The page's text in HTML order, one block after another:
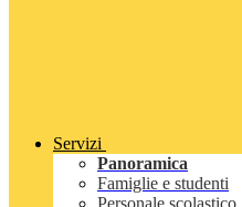
Servizi
Panoramica
Famiglie e studenti